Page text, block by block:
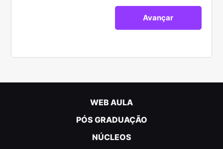
WEB AULA
PÓS GRADUAÇÃO
NÚCLEOS